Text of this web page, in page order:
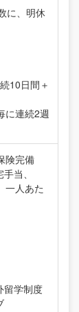
に、明休
10日間＋
に連続2週
険完備
当、
一人あた
留学制度